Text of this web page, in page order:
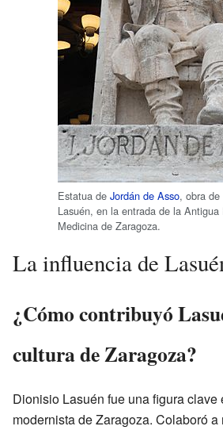
Estatua de Jordán de Asso, obra
Lasuén, en la entrada de la Antigua
Medicina de Zaragoza.
La influencia de
¿Cómo contribuyó
cultura de Zaragoza?
Dionisio Lasuén fue una figura clave
modernista de Zaragoza. Colaboró